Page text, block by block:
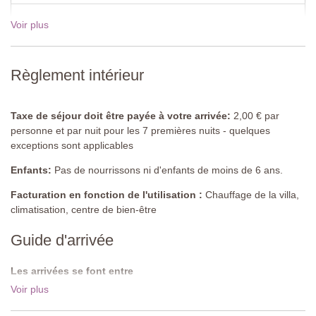
Lit double à baldaquin avec voilages et cadre en fer forgé (ne
peut pas être converti en lits jumeaux), armoire, climatisation,
Chambre 3
Lits jumeaux (peuvent être convertis en lit double), escalier vers
la mezzanine avec fenêtre, armoire, climatisation, canapé.
Salle de bain
Douche, lavabo, bidet, toilettes.
Toilettes
Deuxième étage
Salon
19 Déc - 02 Jan 2027
Voir plus
Règlement intérieur
Taxe de séjour doit être payée à votre arrivée: 2,00 € par
personne et par nuit pour les 7 premières nuits - quelques
exceptions sont applicables
Enfants: Pas de nourrissons ni d'enfants de moins de 6 ans.
Facturation en fonction de l'utilisation : Chauffage de la villa,
climatisation, centre de bien-être
Guide d'arrivée
Les arrivées se font entre
Les arrivées se font entre 16:00 - 19:00.Les départs se font avant
Voir plus